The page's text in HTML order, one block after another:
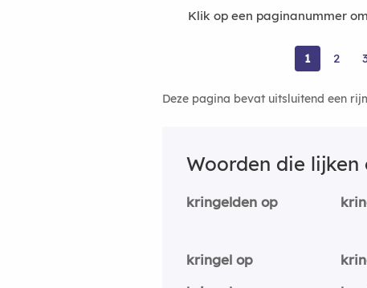
Klik op een paginanummer
1 2
Deze pagina bevat uitsluitend een
Woorden die lijken
kringelden op
kringel op